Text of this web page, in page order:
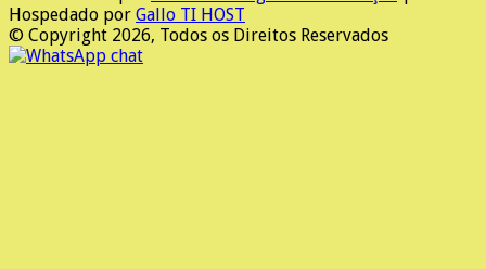
Hospedado por Gallo TI HOST
© Copyright 2026, Todos os Direitos Reservados